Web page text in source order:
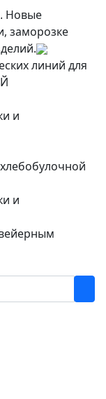
Новые
заморозке
линий для
и
и